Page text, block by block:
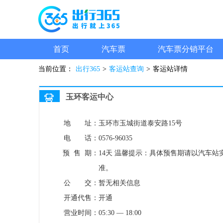
首页 汽车票 汽车票分销平台
当前位置： 出行365 > 客运站查询 > 客运站详情
玉环客运中心
地 址： 玉环市玉城街道泰安路15号
电 话： 0576-96035
预 售 期： 14天 温馨提示：具体预售期请以汽车站
准。
公 交： 暂无相关信息
开通代售： 开通
营业时间： 05:30 — 18:00